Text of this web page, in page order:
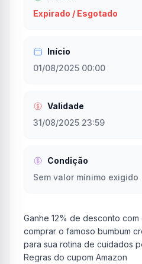
Expirado / Esgotado
Início
01/08/2025 00:00
Validade
31/08/2025 23:59
Condição
Sem valor mínimo exigido
Ganhe 12% de desconto
comprar o famoso bumbum
para sua rotina de cuidados
Regras do cupom Amazon